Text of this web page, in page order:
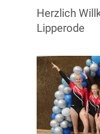
Herzlich
Lipperode